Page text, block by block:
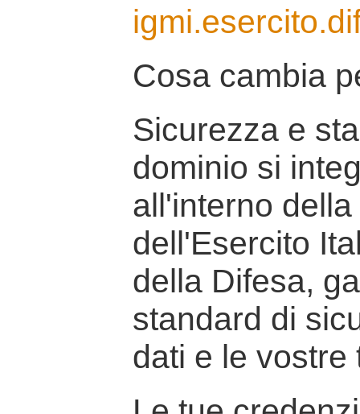
Cosa cambia
Sicurezza e
dominio si
all'interno
dell'Esercito
della Difesa,
standard di
dati e le vostre